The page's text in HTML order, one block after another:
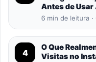
Antes de Usar
6 min de leitura
4
O Que
Visitas no